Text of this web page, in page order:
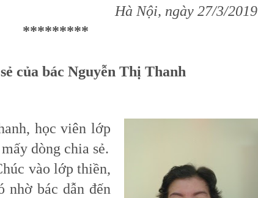
Hà Nội, ngày 27/3/2019
*********
của bác Nguyễn Thị Thanh
học viên lớp
dòng chia sẻ.
vào lớp thiền,
nhờ bác dẫn đến